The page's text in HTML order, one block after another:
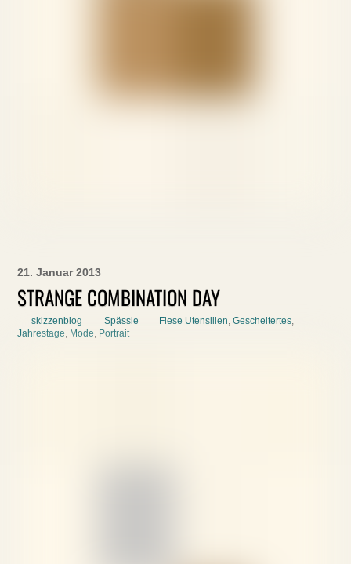
21. Januar 2013
STRANGE COMBINATION DAY
skizzenblog Spässle Fiese Utensilien,Gescheitertes,
Jahrestage, Mode, Portrait